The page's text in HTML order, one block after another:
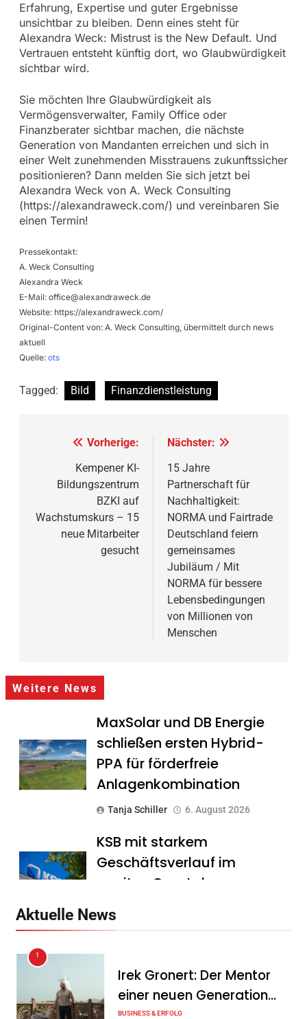
Erfahrung, Expertise und guter Ergebnisse
unsichtbar zu bleiben. Denn eines steht für
Alexandra Weck: Mistrust is the New Default. Und
Vertrauen entsteht künftig dort, wo Glaubwürdigkeit
sichtbar wird.
Sie möchten Ihre Glaubwürdigkeit als
Vermögensverwalter, Family Office oder
Finanzberater sichtbar machen, die nächste
Generation von Mandanten erreichen und sich in
einer Welt zunehmenden Misstrauens zukunftssicher
positionieren? Dann melden Sie sich jetzt bei
Alexandra Weck von A. Weck Consulting
(https://alexandraweck.com/) und vereinbaren Sie
einen Termin!
Pressekontakt:
A. Weck Consulting
Alexandra Weck
E-Mail: office@alexandraweck.de
Website: https://alexandraweck.com/
Original-Content von: A. Weck Consulting, übermittelt durch news
aktuell
Quelle: ots
Tagged: Bild Finanzdienstleistung
Beitragsnavigation
Vorherige:
Kempener KI-
Bildungszentrum
BZKI auf
Wachstumskurs – 15
neue Mitarbeiter
gesucht
Nächster:
15 Jahre
Partnerschaft für
Nachhaltigkeit:
NORMA und Fairtrade
Deutschland feiern
gemeinsames
Jubiläum / Mit
NORMA für bessere
Lebensbedingungen
von Millionen von
Menschen
Weitere News
MaxSolar und DB Energie
schließen ersten Hybrid-
PPA für förderfreie
Anlagenkombination
Tanja Schiller 6. August 2026
KSB mit starkem
Geschäftsverlauf im
zweiten Quartal
zum wichtigsten Baustein
der Energiewende werden
Aktuelle News
1
Irek Gronert: Der Mentor
einer neuen Generation
von Unternehmern
BUSINESS & ERFOLG